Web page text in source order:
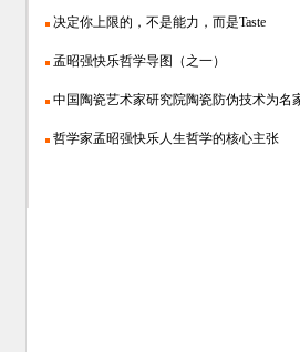
决定你上限的，不是能力，而是Taste
孟昭强快乐哲学导图（之一）
中国陶瓷艺术家研究院陶瓷防伪技术为名
哲学家孟昭强快乐人生哲学的核心主张